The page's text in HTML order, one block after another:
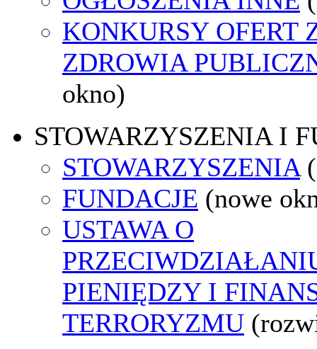
KONKURSY OFERT
ZDROWIA
okno)
STOWARZYSZENIA I
STOWARZYSZENIA
FUNDACJE (nowe
USTAWA O
PIENIĘDZY I
TERRORYZMU